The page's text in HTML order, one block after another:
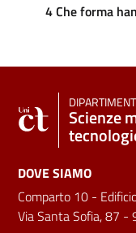
4 Che forma
Scienze
DOVE SIAMO
Comparto 10 -
Via Santa Sofia, 87